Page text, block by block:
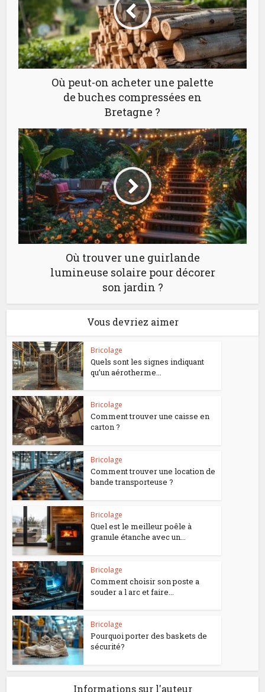
Où peut-on acheter une palette
de buches compressées en
Bretagne ?
Où trouver une guirlande
lumineuse solaire pour décorer
son jardin ?
Vous devriez aimer
Bricolage
Quels sont les signes indiquant
qu’un aérotherme...
Bricolage
Comment trouver une caisse en
carton ?
Bricolage
Comment trouver une location de
bande transporteuse ?
Bricolage
Quel est le meilleur poêle à
granule étanche avec un...
Bricolage
Comment choisir son poste a
souder a l arc et faire...
Bricolage
Pourquoi porter des baskets de
sécurité?
Informations sur l'auteur